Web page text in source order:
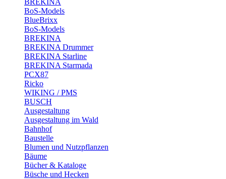
BREKINA
BoS-Models
BlueBrixx
BoS-Models
BREKINA
BREKINA Drummer
BREKINA Starline
BREKINA Starmada
PCX87
Ricko
WIKING / PMS
BUSCH
Ausgestaltung
Ausgestaltung im Wald
Bahnhof
Baustelle
Blumen und Nutzpflanzen
Bäume
Bücher & Kataloge
Büsche und Hecken